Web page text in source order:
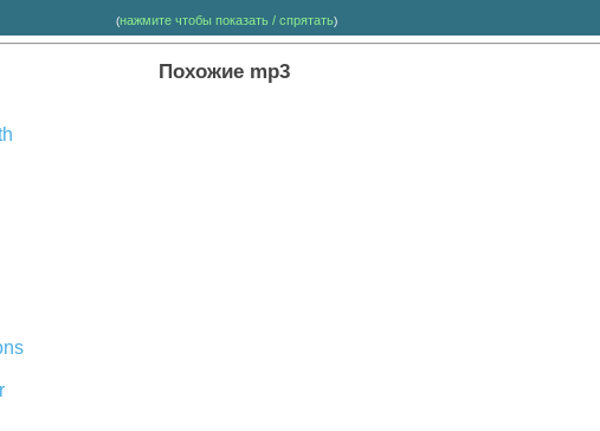
(нажмите чтобы показать / спрятать)
Похожие mp3